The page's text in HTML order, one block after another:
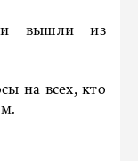
и вышли из
на всех, кто